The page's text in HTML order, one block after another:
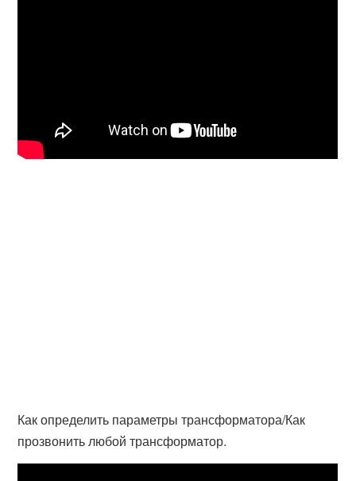
Как определить параметры трансформатора/Как
прозвонить любой трансформатор.